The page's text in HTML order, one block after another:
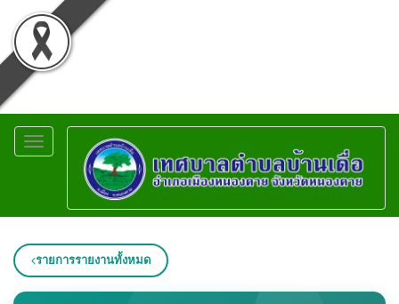
Toggle
navigation
รายการรายงานทั้งหมด